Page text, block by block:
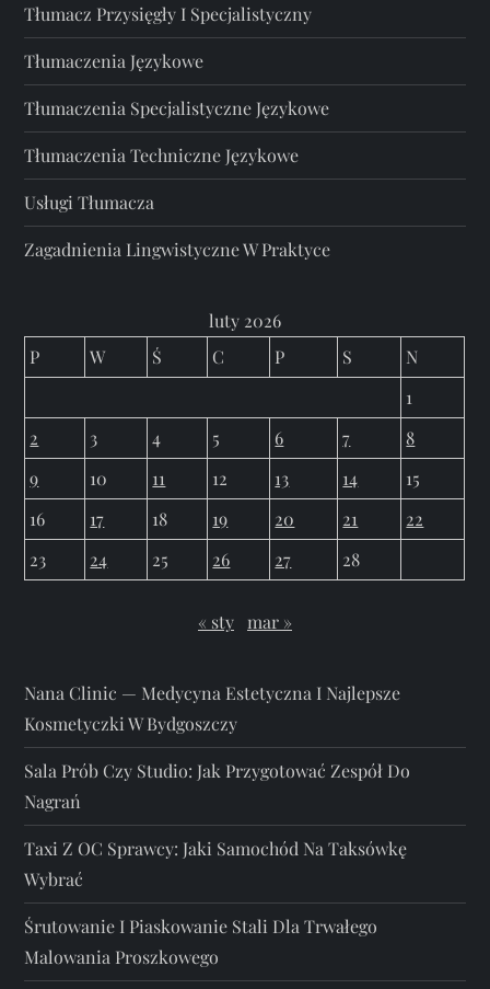
Tłumacz Przysięgły I Specjalistyczny
Tłumaczenia Językowe
Tłumaczenia Specjalistyczne Językowe
Tłumaczenia Techniczne Językowe
Usługi Tłumacza
Zagadnienia Lingwistyczne W Praktyce
luty 2026
P
W Ś C P S
N
1
2
3 4 5 6 7
8
9
10 11 12 13 14
15
16
17 18 19 20 21
22
23
24 25 26 27 28
« sty mar »
Nana Clinic — Medycyna Estetyczna I Najlepsze
Kosmetyczki W Bydgoszczy
Sala Prób Czy Studio: Jak Przygotować Zespół Do
Nagrań
Taxi Z OC Sprawcy: Jaki Samochód Na Taksówkę
Wybrać
Śrutowanie I Piaskowanie Stali Dla Trwałego
Malowania Proszkowego